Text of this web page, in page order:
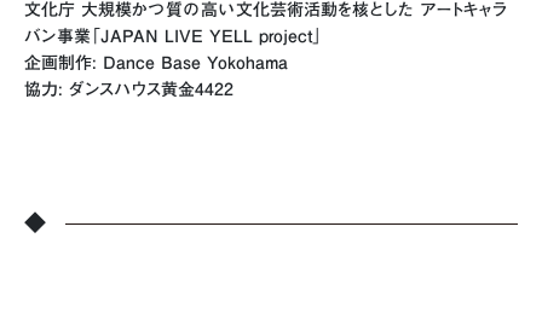
文化庁 大規模かつ質の高い文化芸術活動を核とした アートキャラ
バン事業「JAPAN LIVE YELL project」
企画制作: Dance Base Yokohama
協力: ダンスハウス黄金4422
◆